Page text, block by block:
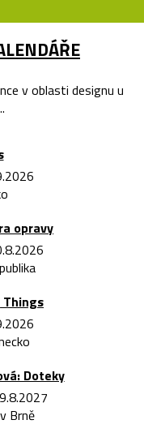
v oblasti designu u
opravy
Doteky
Brně